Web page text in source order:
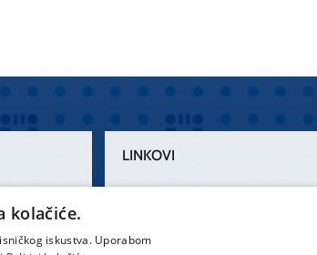
LINKOVI
kolačiće.
iskustva. Uporabom